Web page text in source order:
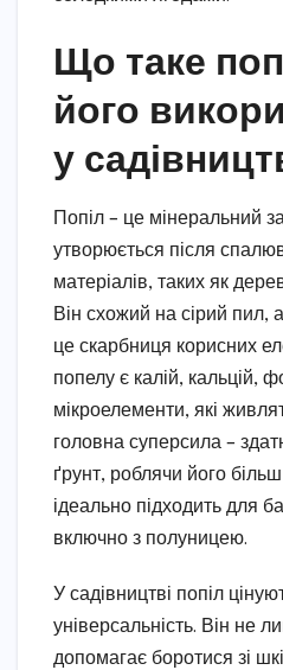
Що таке
його
у
Попіл – це мінеральний
утворюється після
матеріалів, таких як
Він схожий на сірий пил,
це скарбниця корисних
попелу є калій, кальцій,
мікроелементи, які
головна суперсила –
ґрунт, роблячи його
ідеально підходить для
включно з полуницею.
У садівництві попіл
універсальність. Він не
допомагає боротися зі